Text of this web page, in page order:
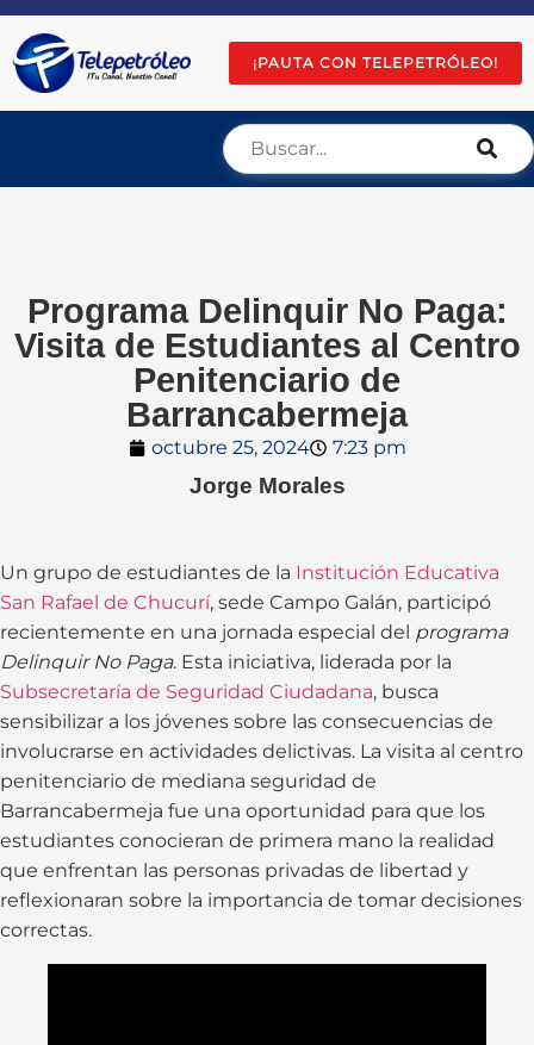
¡PAUTA CON TELEPETRÓLEO!
Programa Delinquir No Paga:
Visita de Estudiantes al Centro
Penitenciario de
Barrancabermeja
octubre 25, 2024 7:23 pm
Jorge Morales
Un grupo de estudiantes de la Institución Educativa
San Rafael de Chucurí, sede Campo Galán, participó
recientemente en una jornada especial del programa
Delinquir No Paga. Esta iniciativa, liderada por la
Subsecretaría de Seguridad Ciudadana, busca
sensibilizar a los jóvenes sobre las consecuencias de
involucrarse en actividades delictivas. La visita al centro
penitenciario de mediana seguridad de
Barrancabermeja fue una oportunidad para que los
estudiantes conocieran de primera mano la realidad
que enfrentan las personas privadas de libertad y
reflexionaran sobre la importancia de tomar decisiones
correctas.